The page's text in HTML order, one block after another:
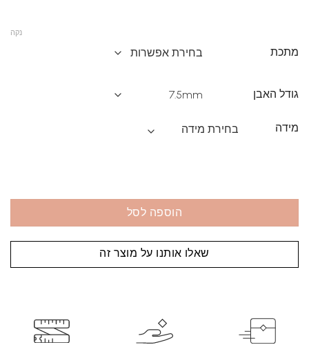
מתכת
גודל האבן
נקה
מידה
הוספה לסל
שאלו אותנו על מוצר זה